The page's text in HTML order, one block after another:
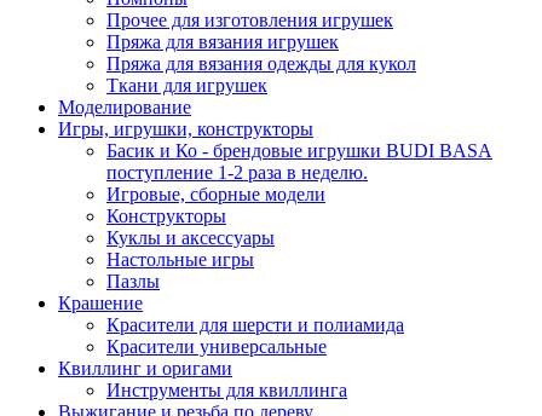
Прочее для изготовления игрушек
Пряжа для вязания игрушек
Пряжа для вязания одежды для кукол
Ткани для игрушек
Моделирование
Игры, игрушки, конструкторы
Басик и Ко - брендовые игрушки BUDI BASA
поступление 1-2 раза в неделю.
Игровые, сборные модели
Конструкторы
Куклы и аксессуары
Настольные игры
Пазлы
Крашение
Красители для шерсти и полиамида
Красители универсальные
Квиллинг и оригами
Инструменты для квиллинга
Выжигание и резьба по дереву